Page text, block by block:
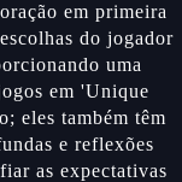
em primeira
do jogador
uma
em 'Unique
eles também têm
e reflexões
as expectativas